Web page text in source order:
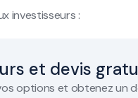
investisseurs :
et devis
options et obtenez un